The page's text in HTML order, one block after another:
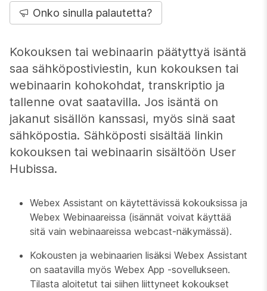
Onko sinulla palautetta?
Kokouksen tai webinaarin päätyttyä isäntä
saa sähköpostiviestin, kun kokouksen tai
webinaarin kohokohdat, transkriptio ja
tallenne ovat saatavilla. Jos isäntä on
jakanut sisällön kanssasi, myös sinä saat
sähköpostia. Sähköposti sisältää linkin
kokouksen tai webinaarin sisältöön User
Hubissa.
Webex Assistant on käytettävissä kokouksissa ja
Webex Webinaareissa (isännät voivat käyttää
sitä vain webinaareissa webcast-näkymässä).
Kokousten ja webinaarien lisäksi Webex Assistant
on saatavilla myös Webex App -sovellukseen.
Tilasta aloitetut tai siihen liittyneet kokoukset